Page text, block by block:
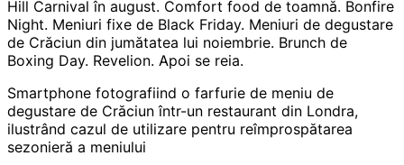
Hill Carnival în august. Comfort food de toamnă. Bonfire
Night. Meniuri fixe de Black Friday. Meniuri de degustare
de Crăciun din jumătatea lui noiembrie. Brunch de
Boxing Day. Revelion. Apoi se reia.
Smartphone fotografiind o farfurie de meniu de
degustare de Crăciun într-un restaurant din Londra,
ilustrând cazul de utilizare pentru reîmprospătarea
sezonieră a meniului